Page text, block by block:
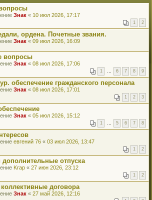
Знак « 10 июл 2026, 17:17
1 2
ордена. Почетные звания.
Знак « 09 июл 2026, 16:09
вопросы
Знак « 08 июл 2026, 17:06
1 … 6 7 8 9
обеспечение гражданского персонала
Знак « 08 июл 2026, 17:01
1 2 3
Знак « 05 июл 2026, 15:12
1 … 5 6 7 8
евгений 76 « 03 июл 2026, 13:47
1 2
отпуска
Krap « 27 июн 2026, 23:12
1 2
договора
Знак « 27 май 2026, 12:16